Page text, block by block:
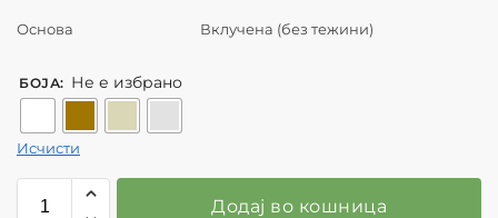
Основа Вклучена (без тежини)
БОЈА: Не е избрано
Исчисти
Додај во кошница